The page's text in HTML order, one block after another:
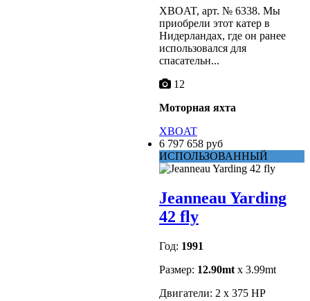
XBOAT, арт. № 6338. Мы
приобрели этот катер в
Нидерландах, где он ранее
использовался для
спасательн...
12
Моторная яхта
XBOAT
6 797 658 руб
ИСПОЛЬЗОВАННЫЙ
Jeanneau Yarding
42 fly
Год: 1991
Размер: 12.90mt x 3.99mt
Двигатели: 2 x 375 HP